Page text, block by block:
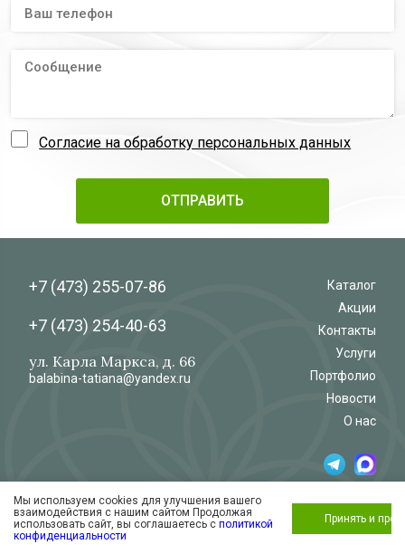
Согласие на обработку персональных данных
+7 (473) 255-07-86
+7 (473) 254-40-63
ул. Карла Маркса, д. 66
balabina-tatiana@yandex.ru
Каталог
Акции
Контакты
Услуги
Портфолио
Новости
О нас
© 2026
Обработка и защита персональных данных
Согласие на обработку персональных
данных
Салон-магазин
«Флёр»
Мы используем cookies для улучшения вашего
взаимодействия с нашим сайтом Продолжая
использовать сайт, вы соглашаетесь с политикой
конфиденциальности
Принять и